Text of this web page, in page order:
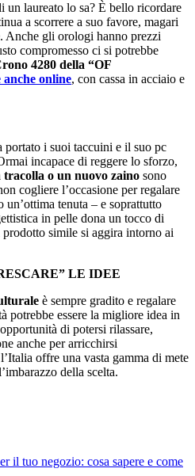
un laureato lo sa? È bello ricordare
a scorrere a suo favore, magari
. Anche gli orologi hanno prezzi
compromesso ci si potrebbe
4280 della “OF
online, con cassa in acciaio e
portato i suoi taccuini e il suo pc
incapace di reggere lo sforzo,
tracolla o un nuovo zaino sono
cogliere l’occasione per regalare
tenuta – e soprattutto
in pelle dona un tocco di
simile si aggira intorno ai
LE IDEE
è sempre gradito e regalare
potrebbe essere la migliore idea in
di potersi rilassare,
anche per arricchirsi
offre una vasta gamma di mete
della scelta.
il tuo negozio: cosa sapere e come